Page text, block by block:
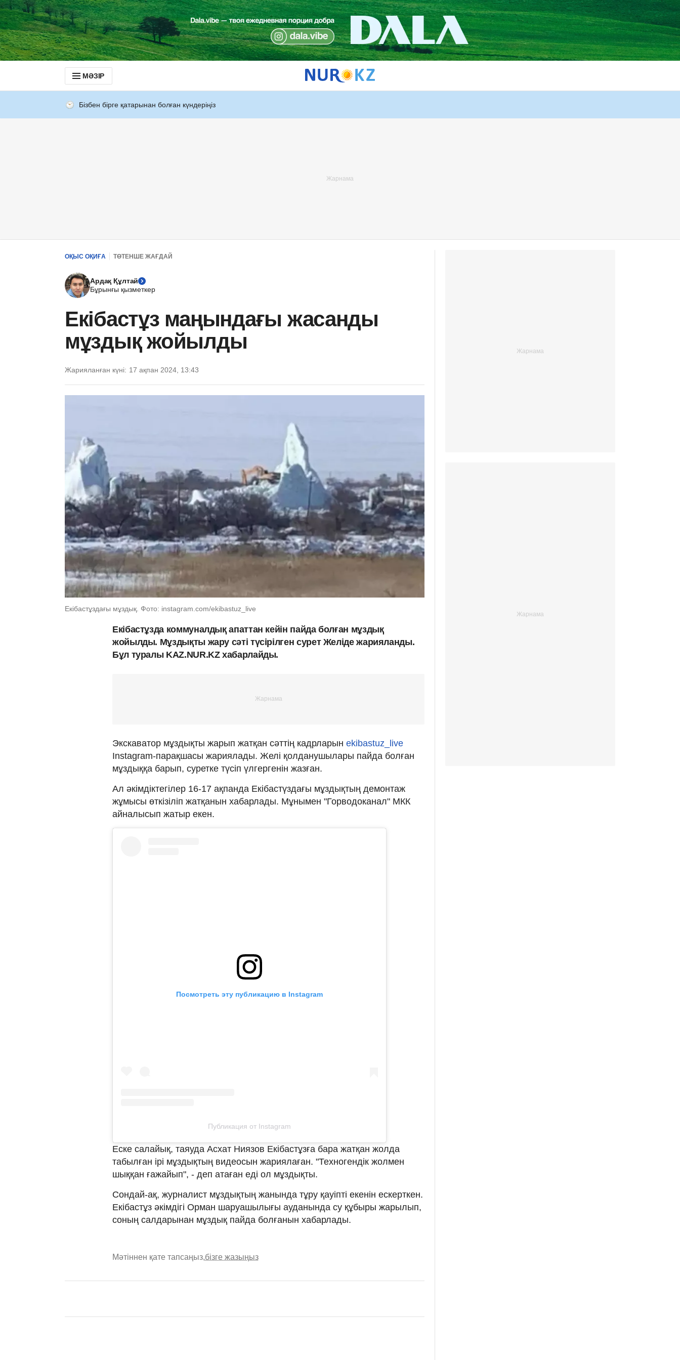
МӘЗІР
Бізбен бірге қатарынан болған күндеріңіз
ОҚЫС ОҚИҒА ТӨТЕНШЕ ЖАҒДАЙ
Ардақ Құлтай
Бұрынғы қызметкер
Екібастұз маңындағы жасанды
мұздық жойылды
Жарияланған күні: 17 ақпан 2024, 13:43
Екібастұздағы мұздық. Фото: instagram.com/ekibastuz_live
Екібастұзда коммуналдық апаттан кейін пайда болған мұздық
жойылды. Мұздықты жару сәті түсірілген сурет Желіде жарияланды.
Бұл туралы KAZ.NUR.KZ хабарлайды.
Экскаватор мұздықты жарып жатқан сәттің кадрларын ekibastuz_live
Instagram-парақшасы жариялады. Желі қолданушылары пайда болған
мұздыққа барып, суретке түсіп үлгергенін жазған.
Ал әкімдіктегілер 16-17 ақпанда Екібастүздағы мұздықтың демонтаж
жұмысы өткізіліп жатқанын хабарлады. Мұнымен "Горводоканал" МКК
айналысып жатыр екен.
Посмотреть эту публикацию в Instagram
Публикация от Instagram
Еске салайық, таяуда Асхат Ниязов Екібастұзға бара жатқан жолда
табылған ірі мұздықтың видеосын жариялаған. "Техногендік жолмен
шыққан ғажайып", - деп атаған еді ол мұздықты.
Сондай-ақ, журналист мұздықтың жанында тұру қауіпті екенін ескерткен.
Екібастұз әкімдігі Орман шаруашылығы ауданында су құбыры жарылып,
соның салдарынан мұздық пайда болғанын хабарлады.
Мәтіннен қате тапсаңыз,бізге жазыңыз